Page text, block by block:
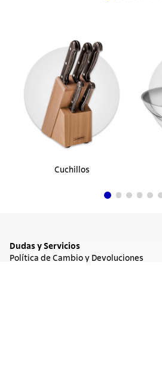
Cuchillos
Dudas y Servicios
Política de Cambio y Devoluciones